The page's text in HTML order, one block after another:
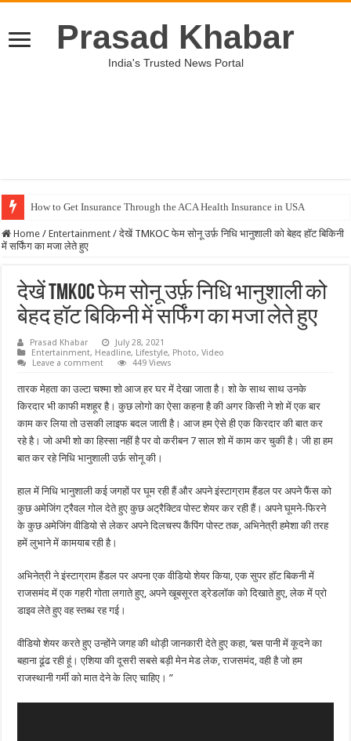
Prasad Khabar
India's Trusted News Portal
How to Get Insurance Through the ACA Health Insurance in USA
Home / Entertainment / देखें TMKOC फेम सोनू उर्फ़ निधि भानुशाली को बेहद हॉट बिकिनी
में सर्फिंग का मजा लेते हुए
देखें TMKOC फेम सोनू उर्फ़ निधि भानुशाली को
बेहद हॉट बिकिनी में सर्फिंग का मजा लेते हुए
Prasad Khabar
July 28, 2021
Entertainment, Headline, Lifestyle, Photo,Video
Leave a comment
449 Views
तारक मेहता का उल्टा चश्मा शो आज हर घर में देखा जाता है। शो के साथ साथ उनके
किरदार भी काफी मशहूर है। कुछ लोगो का ऐसा कहना है की अगर किसी ने शो में एक बार
काम कर लिया तो उसकी लाइफ बदल जाती है। आज हम ऐसे ही एक किरदार की बात कर
रहे है। जो अभी शो का हिस्सा नहीं है पर वो करीबन 7 साल शो में काम कर चुकी है। जी हा हम
बात कर रहे निधि भानुशाली उर्फ़ सोनू की।
हाल में निधि भानुशाली कई जगहों पर घूम रही हैं और अपने इंस्टाग्राम हैंडल पर अपने फैंस को
कुछ अमेजिंग ट्रैवल गोल देते हुए कुछ अट्रैक्टिव पोस्ट शेयर कर रही हैं। अपने घूमने-फिरने
के कुछ अमेजिंग वीडियो से लेकर अपने दिलचस्प कैंपिंग पोस्ट तक, अभिनेत्री हमेशा की तरह
हमें लुभाने में कामयाब रही है।
अभिनेत्री ने इंस्टाग्राम हैंडल पर अपना एक वीडियो शेयर किया, एक सुपर हॉट बिकनी में
राजसमंद में एक गहरी गोता लगाते हुए, अपने खूबसूरत ड्रेडलॉक को दिखाते हुए, लेक में प्रो
डाइव लेते हुए वह स्तब्ध रह गई।
वीडियो शेयर करते हुए उन्होंने जगह की थोड़ी जानकारी देते हुए कहा, ‘बस पानी में कूदने का
बहाना ढूंढ रही हूं। एशिया की दूसरी सबसे बड़ी मेन मेड लेक, राजसमंद, वही है जो हम
राजस्थानी गर्मी को मात देने के लिए चाहिए। ”